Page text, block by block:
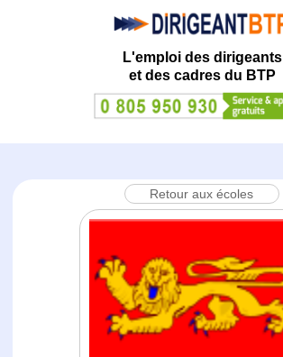
L'emploi des dirigeants
et des cadres du BTP
Retour aux écoles